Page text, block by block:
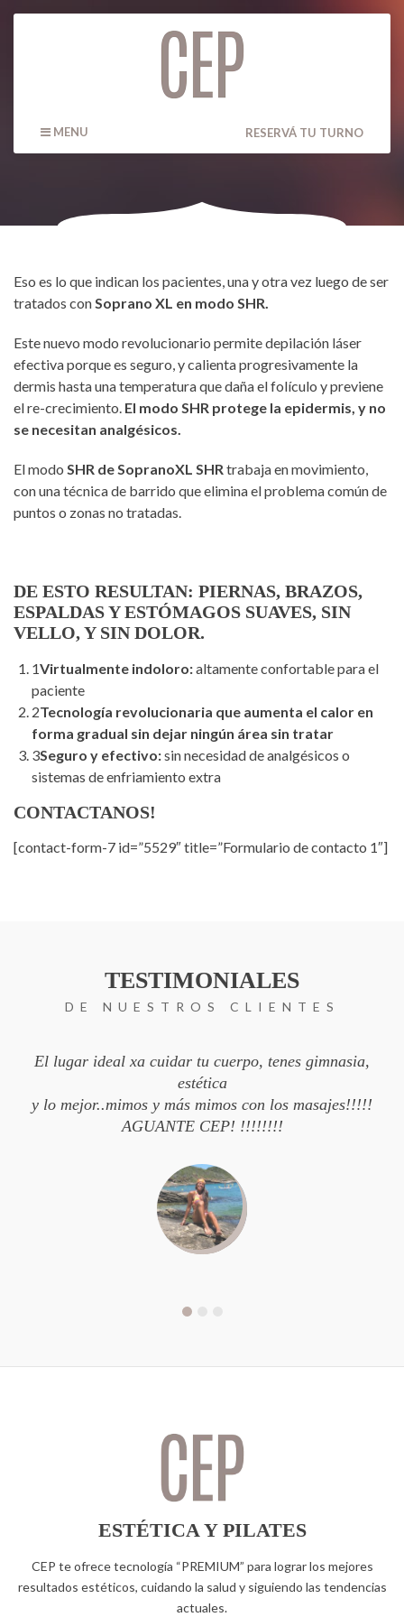
MENU RESERVÁ TU TURNO
Eso es lo que indican los pacientes, una y otra vez luego de ser
tratados conSoprano XL en modo SHR.
Este nuevo modo revolucionario permite depilación láser
efectiva porque es seguro, y calienta progresivamente la
dermis hasta una temperatura que daña el folículo y previene
el re-crecimiento. El modo SHR protege la epidermis, y no
se necesitan analgésicos.
El modo SHR de SopranoXL SHR trabaja en movimiento,
con una técnica de barrido que elimina el problema común de
puntos o zonas no tratadas.
DE ESTO RESULTAN: PIERNAS, BRAZOS,
ESPALDAS Y ESTÓMAGOS SUAVES, SIN
VELLO, Y SIN DOLOR.
1Virtualmente indoloro:altamente confortable para el
paciente
2Tecnología revolucionaria que aumenta el calor en
forma gradual sin dejar ningún área sin tratar
3Seguro y efectivo:sin necesidad de analgésicos o
sistemas de enfriamiento extra
CONTACTANOS!
[contact-form-7 id=”5529″ title=”Formulario de contacto 1″]
TESTIMONIALES
DE NUESTROS CLIENTES
El lugar ideal xa cuidar tu cuerpo, tenes gimnasia,
estética
y lo mejor..mimos y más mimos con los masajes!!!!!
AGUANTE CEP! !!!!!!!!
ESTÉTICA Y PILATES
CEP te ofrece tecnología “PREMIUM” para lograr los mejores
resultados estéticos, cuidando la salud y siguiendo las tendencias
actuales.